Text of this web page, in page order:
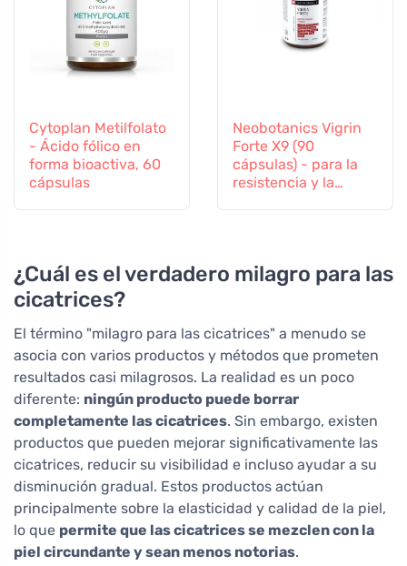
Cytoplan Metilfolato
- Ácido fólico en
forma bioactiva, 60
cápsulas
Neobotanics Vigrin
Forte X9 (90
cápsulas) - para la
resistencia y la
¿Cuál es el verdadero milagro para las
cicatrices?
El término "milagro para las cicatrices" a menudo se
asocia con varios productos y métodos que prometen
resultados casi milagrosos. La realidad es un poco
diferente: ningún producto puede borrar
completamente las cicatrices. Sin embargo, existen
productos que pueden mejorar significativamente las
cicatrices, reducir su visibilidad e incluso ayudar a su
disminución gradual. Estos productos actúan
principalmente sobre la elasticidad y calidad de la piel,
lo que permite que las cicatrices se mezclen con la
piel circundante y sean menos notorias.